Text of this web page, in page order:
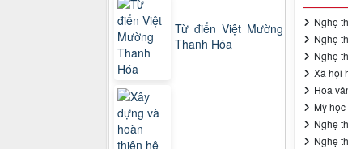
Nghệ
Nghệ
Nghệ
Xã hội
Hoa
Mỹ
Nghệ
Nghệ
Từ điển Việt Mường
Thanh Hóa